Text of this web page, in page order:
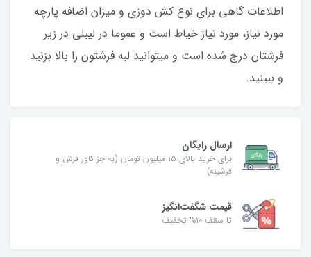
اطلاعات گاهی برای نوع کش دوزی و میزان اضافه پارچه
مورد نیاز، مورد نیاز خیاط است و عموما در لیبلی در زیر
فرشتان درج شده است و میتوانید لبه فرشتون را بالا بزنید
و ببینید.
ارسال رایگان
برای خرید بالای ۱۵ میلیون تومان (به جز کاور فرش و
فرشینه)
قیمت شگفت‌انگیز
تا سقف ۱۰% تخفیف